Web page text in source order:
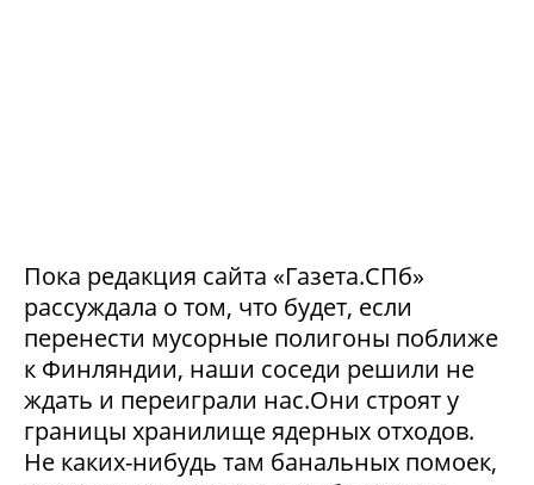
Пока редакция сайта «Газета.СПб»
рассуждала о том, что будет, если
перенести мусорные полигоны поближе
к Финляндии, наши соседи решили не
ждать и переиграли нас.Они строят у
границы хранилище ядерных отходов.
Не каких-нибудь там банальных помоек,